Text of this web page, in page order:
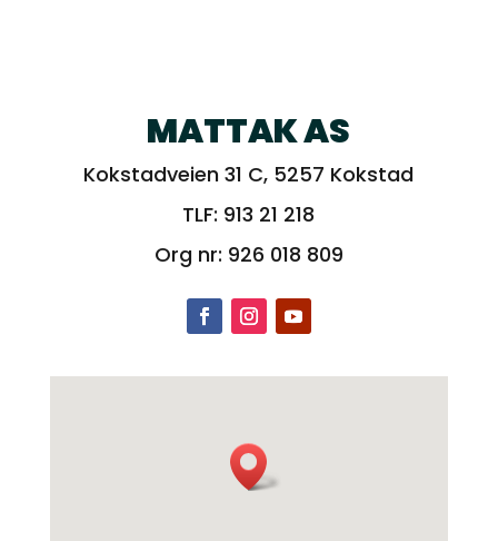
MATTAK AS
Kokstadveien 31 C, 5257 Kokstad
TLF: 913 21 218
Org nr: 926 018 809